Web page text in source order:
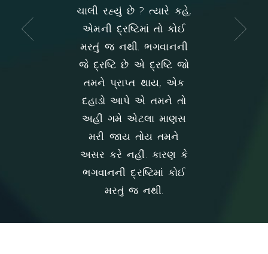
મારું, હે
ચાલી રહ્યું છે ? ત્યારે કહે,
એમની દ્રષ્ટિમાં તો કોઈ
મરતું જ નથી. ભગવાનની
જે દ્રષ્ટિ છે એ દ્રષ્ટિ જો
તમને પ્રાપ્ત થાય, એક
દહાડો આપે એ તમને તો
અહીં ગમે એટલા માણસ
મરી જાય તોય તમને
અસર કરે નહીં. કારણ કે
ભગવાનની દ્રષ્ટિમાં કોઈ
મરતું જ નથી.
છે કે પોતાની